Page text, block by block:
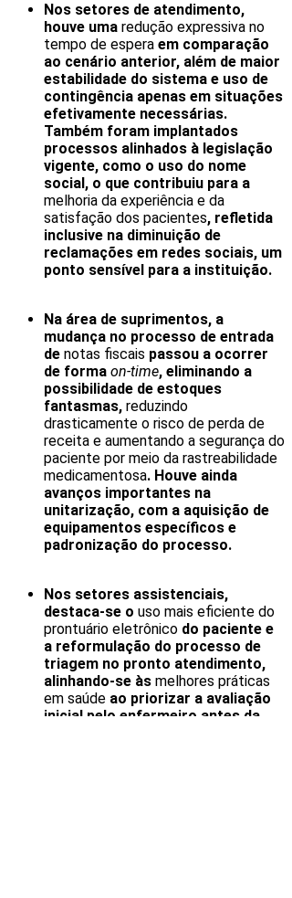
Nos setores de atendimento,
houve uma redução expressiva no
tempo de espera em comparação
ao cenário anterior, além de maior
estabilidade do sistema e uso de
contingência apenas em situações
efetivamente necessárias.
Também foram implantados
processos alinhados à legislação
vigente, como o uso do nome
social, o que contribuiu para a
melhoria da experiência e da
satisfação dos pacientes, refletida
inclusive na diminuição de
reclamações em redes sociais, um
ponto sensível para a instituição.
Na área de suprimentos, a
mudança no processo de entrada
de notas fiscais passou a ocorrer
de forma on-time, eliminando a
possibilidade de estoques
fantasmas, reduzindo
drasticamente o risco de perda de
receita e aumentando a segurança do
paciente por meio da rastreabilidade
medicamentosa. Houve ainda
avanços importantes na
unitarização, com a aquisição de
equipamentos específicos e
padronização do processo.
Nos setores assistenciais,
destaca-se o uso mais eficiente do
prontuário eletrônico do paciente e
a reformulação do processo de
triagem no pronto atendimento,
alinhando-se às melhores práticas
em saúde ao priorizar a avaliação
inicial pelo enfermeiro antes da